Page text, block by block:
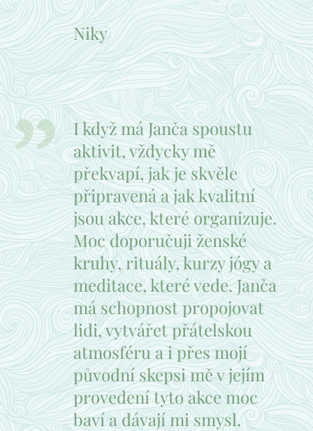
Niky
I když má Janča spoustu
aktivit, vždycky mě
překvapí, jak je skvěle
připravená a jak kvalitní
jsou akce, které organizuje.
Moc doporučuji ženské
kruhy, rituály, kurzy jógy a
meditace, které vede. Janča
má schopnost propojovat
lidi, vytvářet přátelskou
atmosféru a i přes mojí
původní skepsi mě v jejím
provedení tyto akce moc
baví a dávají mi smysl.